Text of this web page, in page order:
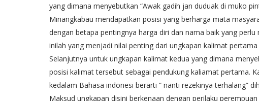
yang dimana menyebutkan “Awak gadih jan duduak di muko
Minangkabau mendapatkan posisi yang berharga mata
dengan betapa pentingnya harga diri dan nama baik yang
inilah yang menjadi nilai penting dari ungkapan kalimat
Selanjutnya untuk ungkapan kalimat kedua yang dimana
posisi kalimat tersebut sebagai pendukung kaliamat pertama.
kedalam Bahasa indonesi berarti “ nanti rezekinya terhalang”
Maksud ungkapan disini berkenaan dengan perilaku